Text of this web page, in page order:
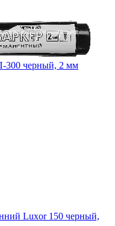
300 черный, 2 мм